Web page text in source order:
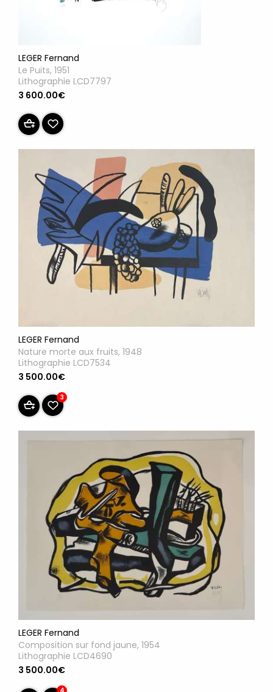
LEGER Fernand
Le Puits, 1951
Lithographie LCD7797
3 600.00€
LEGER Fernand
Nature morte aux fruits, 1948
Lithographie LCD7534
3 500.00€
3
LEGER Fernand
Composition sur fond jaune, 1954
Lithographie LCD4690
3 500.00€